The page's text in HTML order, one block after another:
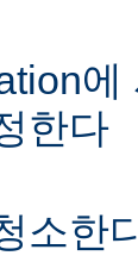
한다
소한